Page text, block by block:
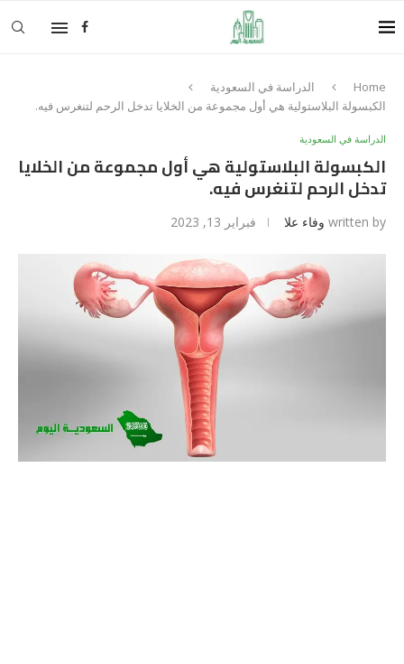
Home
الدراسة في السعودية
الكبسولة البلاستولية هي أول مجموعة من الخلايا تدخل الرحم لتنغرس فيه.
الدراسة في السعودية
الكبسولة البلاستولية هي أول مجموعة من الخلايا
تدخل الرحم لتنغرس فيه.
written by وفاء علا فبراير 13, 2023